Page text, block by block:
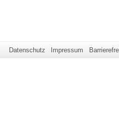
Datenschutz Impressum